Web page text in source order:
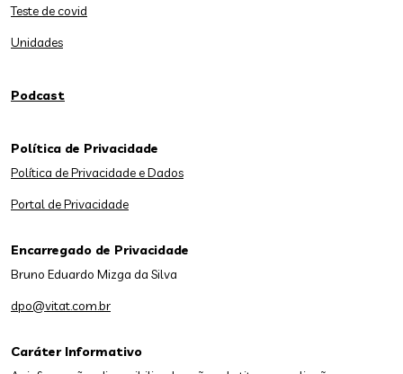
Teste de covid
Unidades
Podcast
Caráter Informativo
Política de Privacidade
Política de Privacidade e Dados
Portal de Privacidade
Encarregado de Privacidade
Bruno Eduardo Mizga da Silva
dpo@vitat.com.br